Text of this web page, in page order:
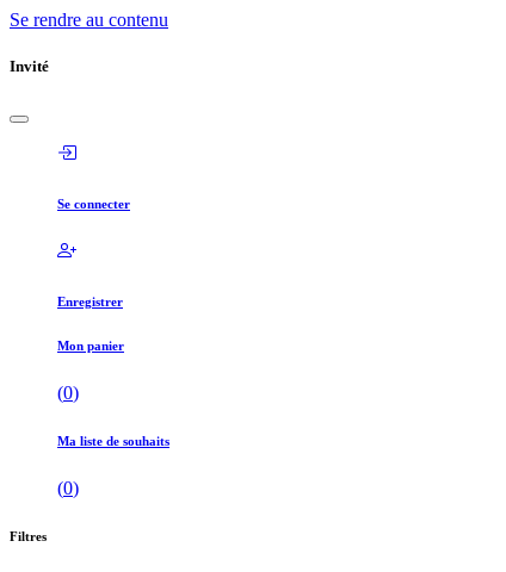
Se rendre au contenu
Invité
Se connecter
Enregistrer
Mon panier
(0)
Ma liste de souhaits
(0)
Filtres